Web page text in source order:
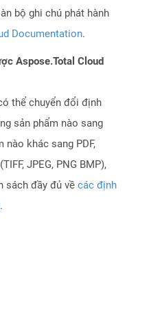
bộ ghi chú phát hành
Documentation.
Aspose.Total Cloud
thể chuyển đổi định
sản phẩm nào sang
nào khác sang PDF,
JPEG, PNG BMP),
sách đầy đủ về các định
.